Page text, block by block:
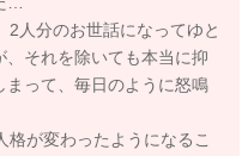
2人分のお世話になってゆと
、それを除いても本当に抑
まって、毎日のように怒鳴
が変わったようになるこ